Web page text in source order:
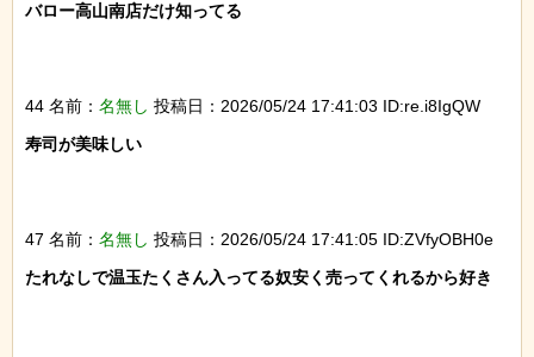
バロー高山南店だけ知ってる
44 名前： 名無し 投稿日：2026/05/24 17:41:03 ID:re.i8IgQW
寿司が美味しい
47 名前： 名無し 投稿日：2026/05/24 17:41:05 ID:ZVfyOBH0e
たれなしで温玉たくさん入ってる奴安く売ってくれるから好き